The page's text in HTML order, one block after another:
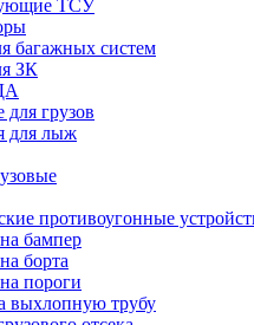
ТСУ
багажных систем
ЗК
грузов
для лыж
противоугонные
бампер
борта
пороги
выхлопную трубу